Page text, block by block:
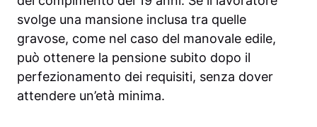
svolge una mansione inclusa tra quelle
gravose, come nel caso del manovale edile,
può ottenere la pensione subito dopo il
perfezionamento dei requisiti, senza dover
attendere un’età minima.